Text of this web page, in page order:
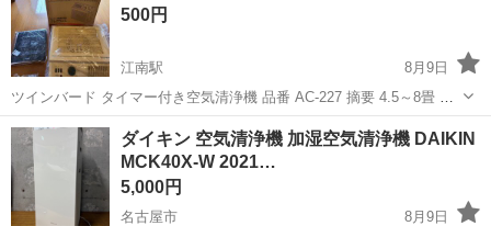
500円
江南駅
8月9日
ツインバード タイマー付き空気清浄機 品番 AC-227 摘要 4.5～8畳 付
属品 交換フィルター 壁掛け用取付ネジ 取扱説明書 未使用のまま長
期保管されていた電化製品です。 通電と排気の確認は致しました。
花粉症の対...
愛知 江南市 江南駅 季節、空調家電 レトロ
ダイキン 空気清浄機 加湿空気清浄機 DAIKIN
MCK40X-W 2021…
5,000円
名古屋市
8月9日